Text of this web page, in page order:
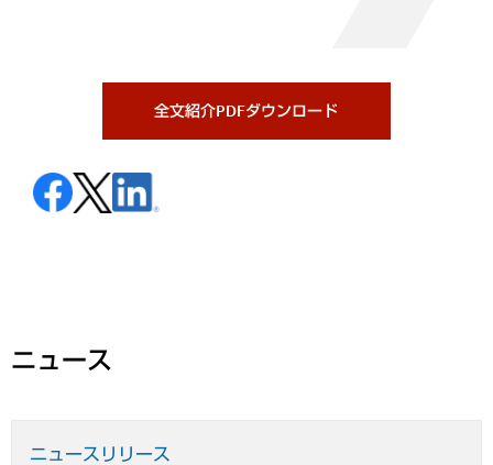
全文紹介PDFダウンロード
ニュース
ニュースリリース